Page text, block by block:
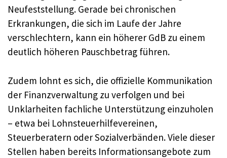
Neufeststellung. Gerade bei chronischen
Erkrankungen, die sich im Laufe der Jahre
verschlechtern, kann ein höherer GdB zu einem
deutlich höheren Pauschbetrag führen.
Zudem lohnt es sich, die offizielle Kommunikation
der Finanzverwaltung zu verfolgen und bei
Unklarheiten fachliche Unterstützung einzuholen
– etwa bei Lohnsteuerhilfevereinen,
Steuerberatern oder Sozialverbänden. Viele dieser
Stellen haben bereits Informationsangebote zum